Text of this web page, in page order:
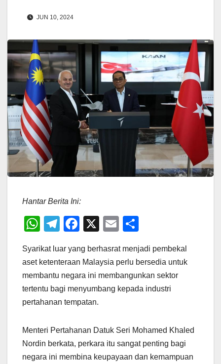
JUN 10, 2024
Hantar Berita Ini:
W
at
s
A
p
T
e
gr
a
m
F
c
e
b
o
k
X
E
ail ar
e
Syarikat luar yang berhasrat menjadi pembekal
aset ketenteraan Malaysia perlu bersedia untuk
membantu negara ini membangunkan sektor
tertentu bagi menyumbang kepada industri
pertahanan tempatan.
Menteri Pertahanan Datuk Seri Mohamed Khaled
Nordin berkata, perkara itu sangat penting bagi
negara ini membina keupayaan dan kemampuan